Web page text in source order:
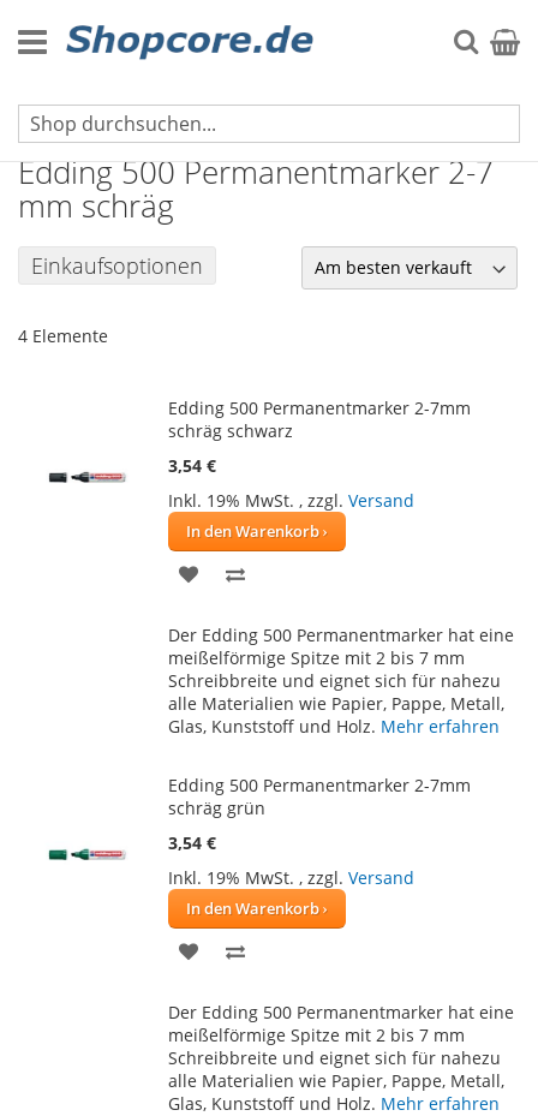
Inhalt
springen
Suche
Mein
Filzstifte
Edding 500 Permanentmarker 2-7
mm schräg
Einkaufsoptionen
4 Elemente
Edding 500 Permanentmarker 2-7mm
schräg schwarz
3,54 €
Inkl. 19% MwSt. , zzgl. Versand
In den Warenkorb
ZUR
HINZUFÜGEN
HINZUFÜGEN
Der Edding 500 Permanentmarker hat eine
meißelförmige Spitze mit 2 bis 7 mm
Schreibbreite und eignet sich für nahezu
alle Materialien wie Papier, Pappe, Metall,
Glas, Kunststoff und Holz. Mehr erfahren
Edding 500 Permanentmarker 2-7mm
schräg grün
3,54 €
Inkl. 19% MwSt. , zzgl. Versand
In den Warenkorb
ZUR
HINZUFÜGEN
HINZUFÜGEN
Der Edding 500 Permanentmarker hat eine
meißelförmige Spitze mit 2 bis 7 mm
Schreibbreite und eignet sich für nahezu
alle Materialien wie Papier, Pappe, Metall,
Glas, Kunststoff und Holz. Mehr erfahren